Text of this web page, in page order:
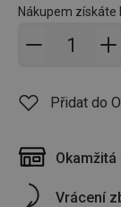
Nákupem získáte
Přidat do
Přidat do
Vrácení